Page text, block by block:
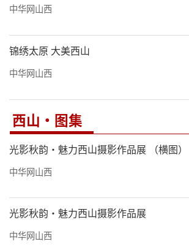
中华网山西
锦绣太原 大美西山
中华网山西
西山·图集
光影秋韵·魅力西山摄影作品展 （横图）
中华网山西
光影秋韵·魅力西山摄影作品展
中华网山西